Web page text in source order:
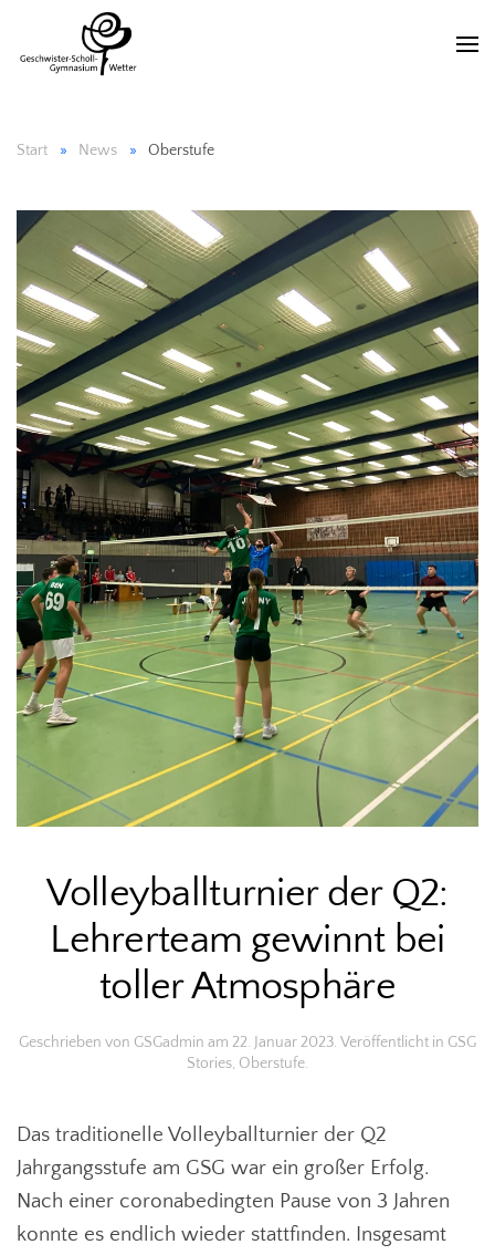
Start News Oberstufe
Volleyballturnier der Q2:
Lehrerteam gewinnt bei
toller Atmosphäre
Geschrieben von GSGadmin am 22. Januar 2023. Veröffentlicht in GSG
Stories, Oberstufe.
Das traditionelle Volleyballturnier der Q2
Jahrgangsstufe am GSG war ein großer Erfolg.
Nach einer coronabedingten Pause von 3 Jahren
konnte es endlich wieder stattfinden. Insgesamt